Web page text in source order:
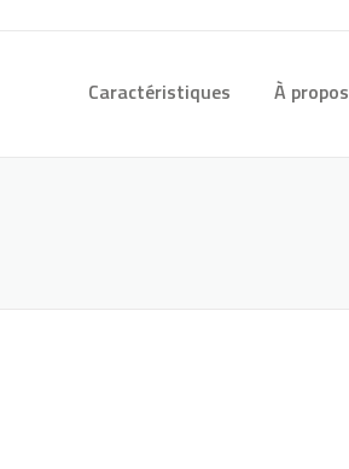
Caractéristiques À propos